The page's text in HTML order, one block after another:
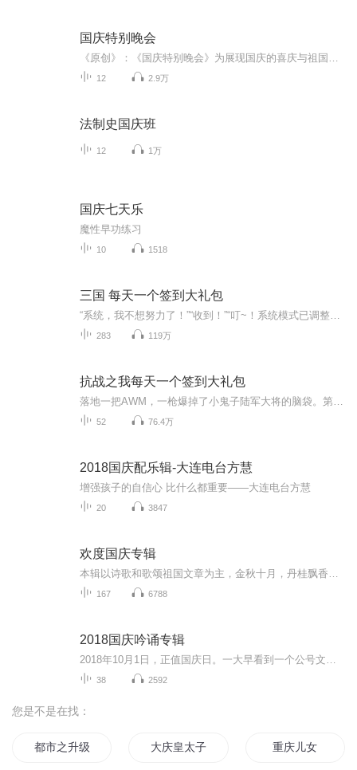
国庆特别晚会
12 2.9万
法制史国庆班
12 1万
国庆七天乐
魔性早功练习
10 1518
三国 每天一个签到大礼包
283 119万
抗战之我每天一个签到大礼包
52 76.4万
2018国庆配乐辑-大连电台方慧
增强孩子的自信心 比什么都重要——大连电台方慧
20 3847
欢度国庆专辑
167 6788
2018国庆吟诵专辑
38 2592
您是不是在找：
都市之升级礼包 大庆皇太子 重庆儿女